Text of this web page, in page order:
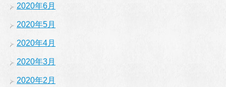
2020年6月
2020年5月
2020年4月
2020年3月
2020年2月